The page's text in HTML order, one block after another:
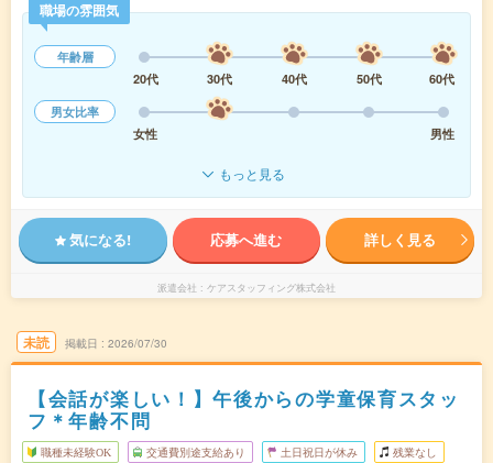
職場の雰囲気
年齢層
20代
30代 40代 50代
60代
男女比率
女性
男性
もっと見る
気になる! 応募へ進む 詳しく見る
派遣会社 ケアスタッフィング株式会社
未読 掲載日 2026/07/30
【会話が楽しい！】午後からの学童保育スタッ
フ＊年齢不問
職種未経験OK 交通費別途支給あり 土日祝日が休み 残業なし